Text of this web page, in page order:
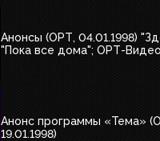
Анонсы (ОРТ, 04.01.1998)
"Пока все дома"; ОРТ-Видео
Анонс программы «Тема»
19.01.1998)